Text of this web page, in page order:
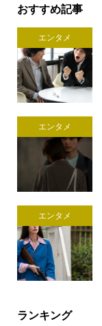
おすすめ記事
エンタメ
エンタメ
エンタメ
ランキング